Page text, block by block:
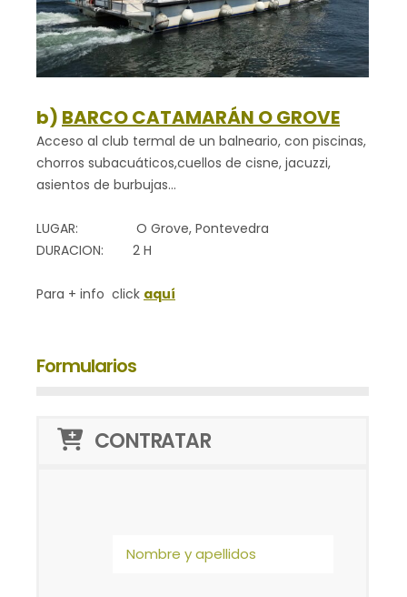
b) BARCO CATAMARÁN O GROVE
Acceso al club termal de un balneario, con piscinas,
chorros subacuáticos,cuellos de cisne, jacuzzi,
asientos de burbujas…
LUGAR: O Grove, Pontevedra
DURACION: 2 H
Para + info click aquí
Formularios
CONTRATAR